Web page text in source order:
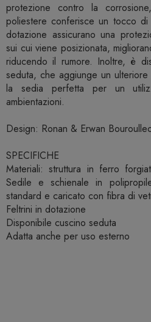
protezione contro la
poliestere conferisce un tocco
dotazione assicurano una
sui cui viene posizionata,
riducendo il rumore. Inoltre, è
seduta, che aggiunge un
la sedia perfetta per un
ambientazioni.
Design: Ronan & Erwan
SPECIFICHE
Materiali: struttura in ferro
Sedile e schienale in
standard e caricato con fibra di
Feltrini in dotazione
Disponibile cuscino seduta
Adatta anche per uso esterno